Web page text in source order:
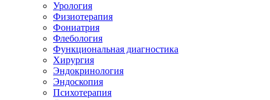
Урология
Физиотерапия
Фониатрия
Флебология
Функциональная диагностика
Хирургия
Эндокринология
Эндоскопия
Психотерапия